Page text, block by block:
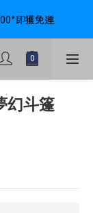
即獲免運
即獲免運
HK$4800 Free
即獲免運
幻斗篷